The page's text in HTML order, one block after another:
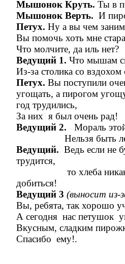
Мышонок Круть. Ты в
Мышонок Верть. И
Петух. Ну а вы чем
Вы помочь хоть мне
Что молчите, да иль нет?
Ведущий 1. Что мышам
Из-за столика со
Петух. Вы поступили
угощать, а пирогом
год трудились,
За них я был очень рад!
Ведущий 2.
Мораль
Нельзя быть
Ведущий. Ведь если не
трудится,
то хлеба никак
добиться!
Ведущий 3 (выносит из-
Вы, ребята, так хорошо
А сегодня нас петушок
Вкусным, сладким
Спасибо ему!.